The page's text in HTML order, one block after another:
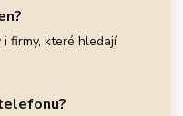
i firmy, které hledají